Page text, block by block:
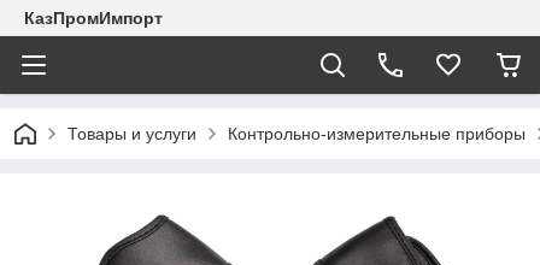
КазПромИмпорт
Товары и услуги Контрольно-измерительные приборы